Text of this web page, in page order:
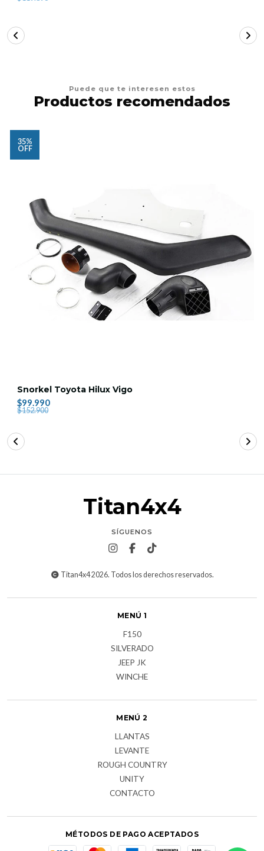
Puede que te interesen estos
Productos recomendados
35%
OFF
Snorkel Toyota Hilux Vigo
$99.990
$152.900
Titan4x4
SÍGUENOS
Titan4x4 2026. Todos los derechos reservados.
MENÚ 1
F150
SILVERADO
JEEP JK
WINCHE
MENÚ 2
LLANTAS
LEVANTE
ROUGH COUNTRY
UNITY
CONTACTO
MÉTODOS DE PAGO ACEPTADOS